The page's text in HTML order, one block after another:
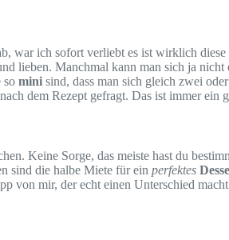
war ich sofort verliebt es ist wirklich
lieben. Manchmal kann man sich ja nicht
so mini sind, dass man sich gleich zwei
dem Rezept gefragt. Das ist immer ein
Keine Sorge, das meiste hast du
sind die halbe Miete für ein perfektes
von mir, der echt einen Unterschied